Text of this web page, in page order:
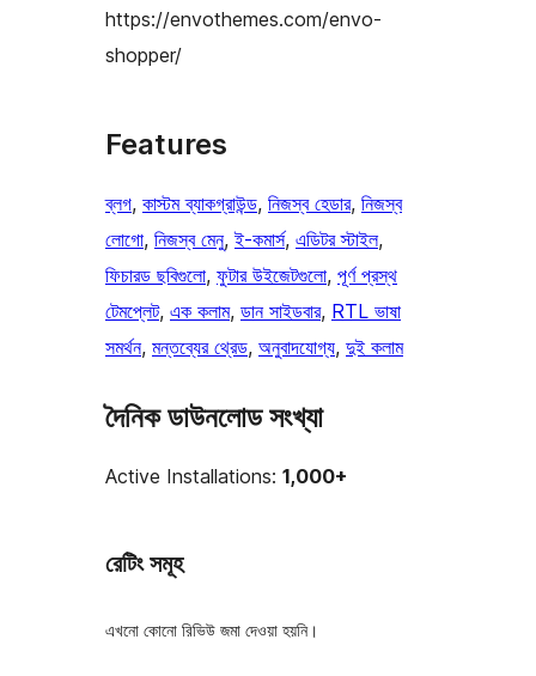
https://envothemes.com/envo-
shopper/
Features
ব্লগ, কাস্টম ব্যাকগ্রাউন্ড, নিজস্ব হেডার, নিজস্ব
লোগো, নিজস্ব মেনু, ই-কমার্স, এডিটর স্টাইল
ফিচারড ছবিগুলো, ফুটার উইজেটগুলো, পূর্ণ প্রস্থ
টেমপ্লেট, এক কলাম, ডান সাইডবার, RTL ভাষা
সমর্থন, মন্তব্যের থ্রেড, অনুবাদযোগ্য, দুই কলাম
দৈনিক ডাউনলোড সংখ্যা
Active Installations: 1,000+
রেটিং সমূহ
এখনো কোনো রিভিউ জমা দেওয়া হয়নি।